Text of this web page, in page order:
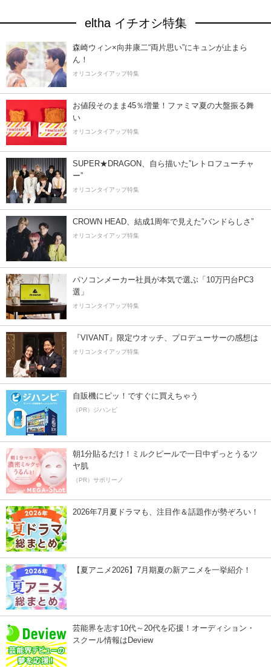
eltha イチオシ特集
森崎ウィン×向井康二“両片思い”にキュンが止まら
ん！
オリコンタイアップ特集
お値段そのまま45％増量！ファミマ夏の大盤振る舞
い
オリコンタイアップ特集
SUPER★DRAGON、自ら描いた”レトロフューチャ
ー”
オリコンタイアップ特集
CROWN HEAD、結成1周年で見えた”バンドらしさ”
オリコンタイアップ特集
パソコンメーカー社員が本気で選ぶ「10万円台PC3
選」
オリコンタイアップ特集
『VIVANT』限定ウオッチ、プロデューサーの感想は
オリコンタイアップ特集
自販機にピッ！ですぐに買えちゃう
（PR）ジハンピ
朝1分貼るだけ！ミルクピールで一日中ずっとうるツ
ヤ肌
（PR）サボリーノ
2026年7月夏ドラマも、注目作＆話題作が勢ぞろい！
【夏アニメ2026】7月期夏の新アニメを一挙紹介！
芸能界を志す10代～20代を応援！オーディション・
スクール情報はDeview